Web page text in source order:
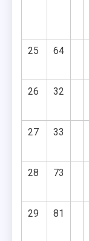
25 64
26 32
27 33
28 73
29 81